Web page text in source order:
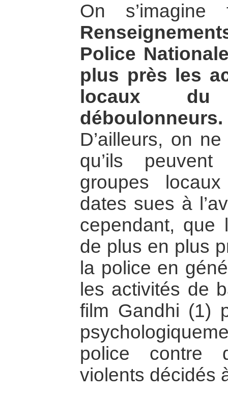
On s’imagine
Police
plus près les
locaux
déboulonneurs.
D’ailleurs, on
qu’ils
groupes
dates sues à
cependant, que
de plus en plus
la police en
les activités de
film Gandhi (1)
police contre
violents décidés